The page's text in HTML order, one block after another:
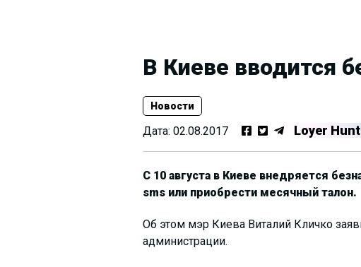
В Киеве вводится
Новости
Дата: 02.08.2017 Loyer Hunt
С 10 августа в Киеве внедряется
sms или приобрести месячный талон.
Об этом мэр Киева Виталий Кличко
администрации.